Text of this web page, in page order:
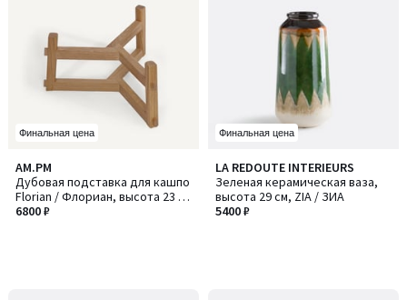
Финальная цена
AM.PM
Дубовая подставка для кашпо
Florian / Флориан, высота 23 и
33 см, GRAYSON / ГРЕЙСОН
6800 ₽
Финальная цена
LA REDOUTE INTERIEURS
Зеленая керамическая ваза,
высота 29 см, ZIA / ЗИА
5400 ₽